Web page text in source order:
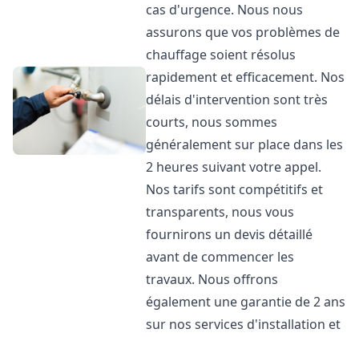
cas d'urgence. Nous nous
assurons que vos problèmes de
chauffage soient résolus
rapidement et efficacement. Nos
délais d'intervention sont très
courts, nous sommes
généralement sur place dans les
2 heures suivant votre appel.
Nos tarifs sont compétitifs et
transparents, nous vous
fournirons un devis détaillé
avant de commencer les
travaux. Nous offrons
également une garantie de 2 ans
sur nos services d'installation et